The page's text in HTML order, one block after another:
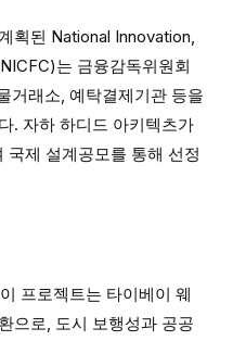
획된 National Innovation,
는 금융감독위원회
래소, 예탁결제기관 등을
. 자하 하디드 아키텍츠가
제 설계공모를 통해 선정
프로젝트는 타이베이 웨
으로, 도시 보행성과 공공